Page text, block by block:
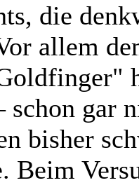
die
allem
schon gar
bisher
Beim